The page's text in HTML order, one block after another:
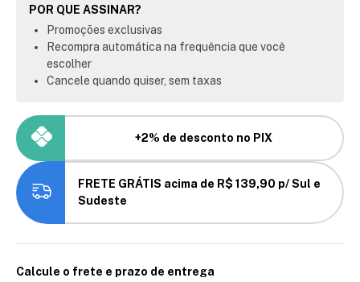
POR QUE ASSINAR?
Promoções exclusivas
Recompra automática na frequência que você
escolher
Cancele quando quiser, sem taxas
+2% de desconto no PIX
FRETE GRÁTIS acima de R$ 139,90 p/ Sul e
Sudeste
Calcule o frete e prazo de entrega